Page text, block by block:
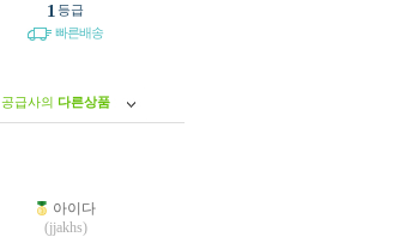
1 등급
빠른배송
공급사의 다른상품
아이다
(jjakhs)